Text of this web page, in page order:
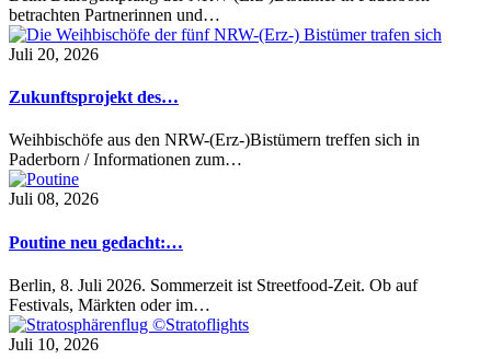
betrachten Partnerinnen und…
Juli 20, 2026
Zukunftsprojekt des…
Weihbischöfe aus den NRW-(Erz-)Bistümern treffen sich in
Paderborn / Informationen zum…
Juli 08, 2026
Poutine neu gedacht:…
Berlin, 8. Juli 2026. Sommerzeit ist Streetfood-Zeit. Ob auf
Festivals, Märkten oder im…
Juli 10, 2026